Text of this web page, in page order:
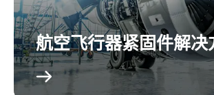
航空飞行器紧固件解决